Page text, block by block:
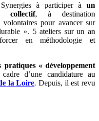
à participer à un
collectif, à destination
pour avancer sur
». 5 ateliers sur un an
en méthodologie et
pratiques « développement
d’une candidature au
la Loire. Depuis, il est revu